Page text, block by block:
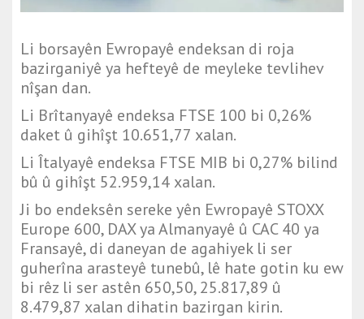
Li borsayên Ewropayê endeksan di roja
bazirganiyê ya hefteyê de meyleke tevlihev
nîşan dan.
Li Brîtanyayê endeksa FTSE 100 bi 0,26%
daket û gihîşt 10.651,77 xalan.
Li Îtalyayê endeksa FTSE MIB bi 0,27% bilind
bû û gihîşt 52.959,14 xalan.
Ji bo endeksên sereke yên Ewropayê STOXX
Europe 600, DAX ya Almanyayê û CAC 40 ya
Fransayê, di daneyan de agahiyek li ser
guherîna arasteyê tunebû, lê hate gotin ku ew
bi rêz li ser astên 650,50, 25.817,89 û
8.479,87 xalan dihatin bazirgan kirin.